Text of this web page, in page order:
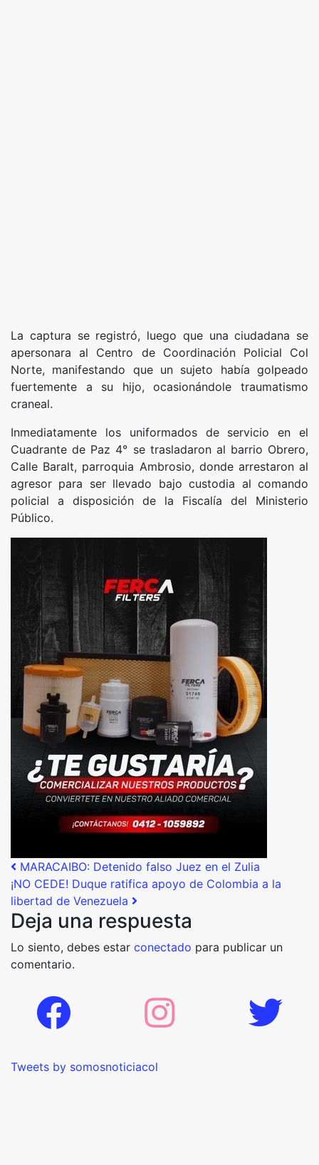
La captura se registró, luego que una ciudadana se
apersonara al Centro de Coordinación Policial Col
Norte, manifestando que un sujeto había golpeado
fuertemente a su hijo, ocasionándole traumatismo
craneal.
Inmediatamente los uniformados de servicio en el
Cuadrante de Paz 4° se trasladaron al barrio Obrero,
Calle Baralt, parroquia Ambrosio, donde arrestaron al
agresor para ser llevado bajo custodia al comando
policial a disposición de la Fiscalía del Ministerio
Público.
Post navigation
MARACAIBO: Detenido falso Juez en el Zulia
¡NO CEDE! Duque ratifica apoyo de Colombia a la
libertad de Venezuela
Deja una respuesta
Lo siento, debes estar conectado para publicar un
comentario.
Tweets by somosnoticiacol